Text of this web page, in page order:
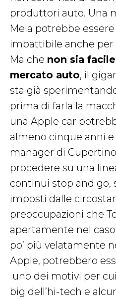
produttori auto. Una
Mela potrebbe
imbattibile anche per
Ma che non sia
mercato auto, il
sta già
prima di farla la
una Apple car
almeno cinque anni
manager di
procedere su una
continui stop and go,
imposti dalle
preoccupazioni che
apertamente nel
po’ più velatamente
Apple, potrebbero
uno dei motivi per
big dell’hi-tech e